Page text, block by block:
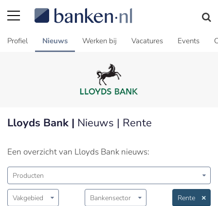
Profiel Nieuws Werken bij Vacatures Events
Lloyds Bank | Nieuws | Rente
Een overzicht van Lloyds Bank nieuws:
Producten
Vakgebied Bankensector Rente